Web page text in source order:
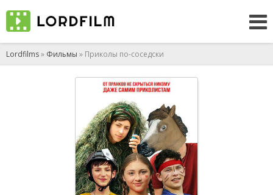
Lordfilms» Фильмы » Приколы по-соседски